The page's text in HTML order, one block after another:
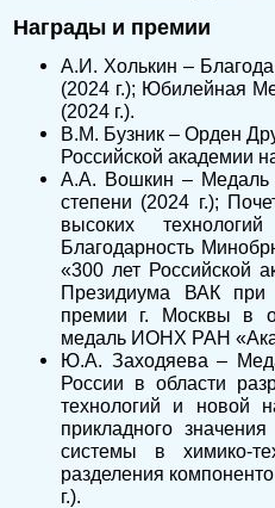
Награды и премии
А.И. Холькин –
(2024 г.); Юбилейная
(2024 г.).
В.М. Бузник – Орден
Российской академии
А.А. Вошкин – Медаль
степени (2024 г.);
высоких
Благодарность
«300 лет Российской
Президиума ВАК при
премии г. Москвы в
медаль ИОНХ РАН
Ю.А. Заходяева –
России в области
технологий и новой
прикладного
системы в химико-
разделения
г.).